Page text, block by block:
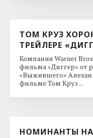
ТОМ КРУЗ
ТРЕЙЛЕРЕ
Компания Warner
фильма «Диггер» от
«Выжившего»
фильме Том Круз ...
НОМИНАНТЫ